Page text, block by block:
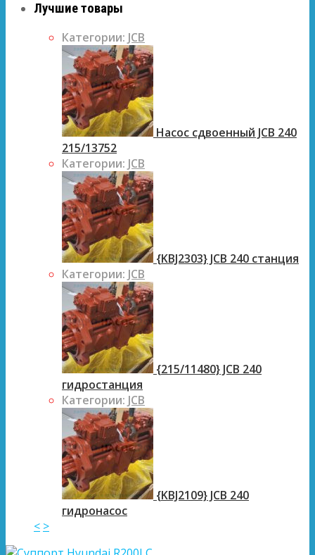
Лучшие товары
Категории: JCB
Насос сдвоенный JCB 240
215/13752
Категории: JCB
{KBJ2303} JCB 240 станция
Категории: JCB
{215/11480} JCB 240
гидростанция
Категории: JCB
{KBJ2109} JCB 240
гидронасос
< >